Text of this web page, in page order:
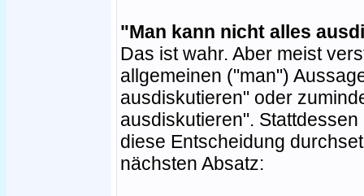
"Man kann nicht alles
Das ist wahr. Aber meist
allgemeinen ("man")
ausdiskutieren" oder
ausdiskutieren".
diese Entscheidung
nächsten Absatz: